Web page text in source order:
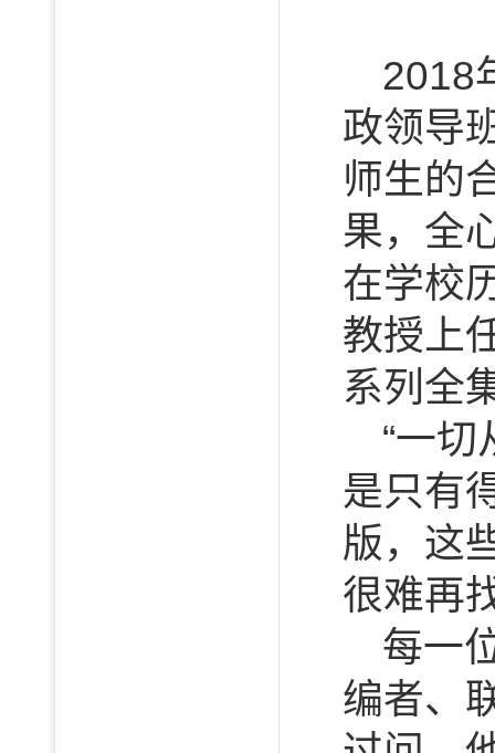
2018
政领导
师生的
果，全
在学校
教授上
系列全
“一
是只有
版，这
很难再
每一
编者、